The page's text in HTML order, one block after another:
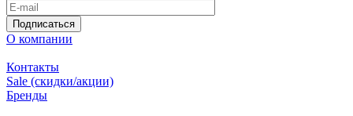
Подписаться
О компании
Контакты
Sale (скидки/акции)
Бренды